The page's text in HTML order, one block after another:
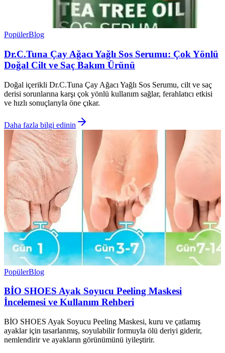
PopülerBlog
Dr.C.Tuna Çay Ağacı Yağlı Sos Serumu: Çok Yönlü
Doğal Cilt ve Saç Bakım Ürünü
Doğal içerikli Dr.C.Tuna Çay Ağacı Yağlı Sos Serumu, cilt ve saç
derisi sorunlarına karşı çok yönlü kullanım sağlar, ferahlatıcı etkisi
ve hızlı sonuçlarıyla öne çıkar.
Daha fazla bilgi edinin
PopülerBlog
BİO SHOES Ayak Soyucu Peeling Maskesi
İncelemesi ve Kullanım Rehberi
BİO SHOES Ayak Soyucu Peeling Maskesi, kuru ve çatlamış
ayaklar için tasarlanmış, soyulabilir formuyla ölü deriyi giderir,
nemlendirir ve ayakların görünümünü iyileştirir.